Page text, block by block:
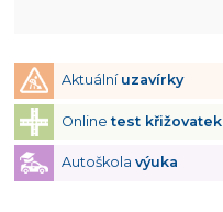
Aktuální uzavírky
Onlinetest křižovatek
Autoškola výuka